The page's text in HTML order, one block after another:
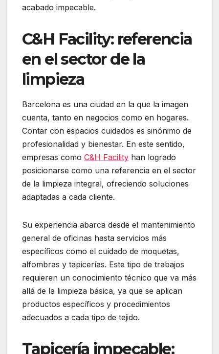
acabado impecable.
C&H Facility: referencia
en el sector de la
limpieza
Barcelona es una ciudad en la que la imagen
cuenta, tanto en negocios como en hogares.
Contar con espacios cuidados es sinónimo de
profesionalidad y bienestar. En este sentido,
empresas como C&H Facility han logrado
posicionarse como una referencia en el sector
de la limpieza integral, ofreciendo soluciones
adaptadas a cada cliente.
Su experiencia abarca desde el mantenimiento
general de oficinas hasta servicios más
específicos como el cuidado de moquetas,
alfombras y tapicerías. Este tipo de trabajos
requieren un conocimiento técnico que va más
allá de la limpieza básica, ya que se aplican
productos específicos y procedimientos
adecuados a cada tipo de tejido.
Tapicería impecable: